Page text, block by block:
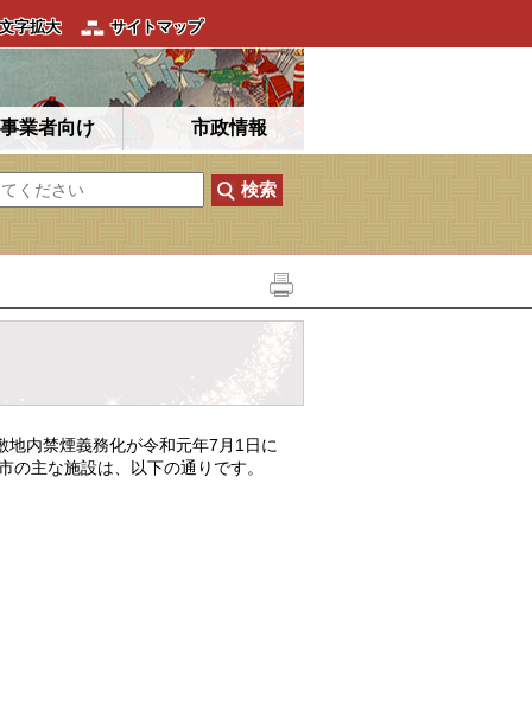
文字拡大 サイトマップ
事業者向け 市政情報
内禁煙義務化が令和元年7月1日に
主な施設は、以下の通りです。